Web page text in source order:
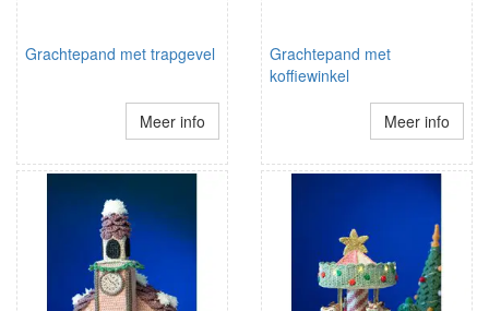
Grachtepand met trapgevel
Meer info
Grachtepand met
koffiewinkel
Meer info